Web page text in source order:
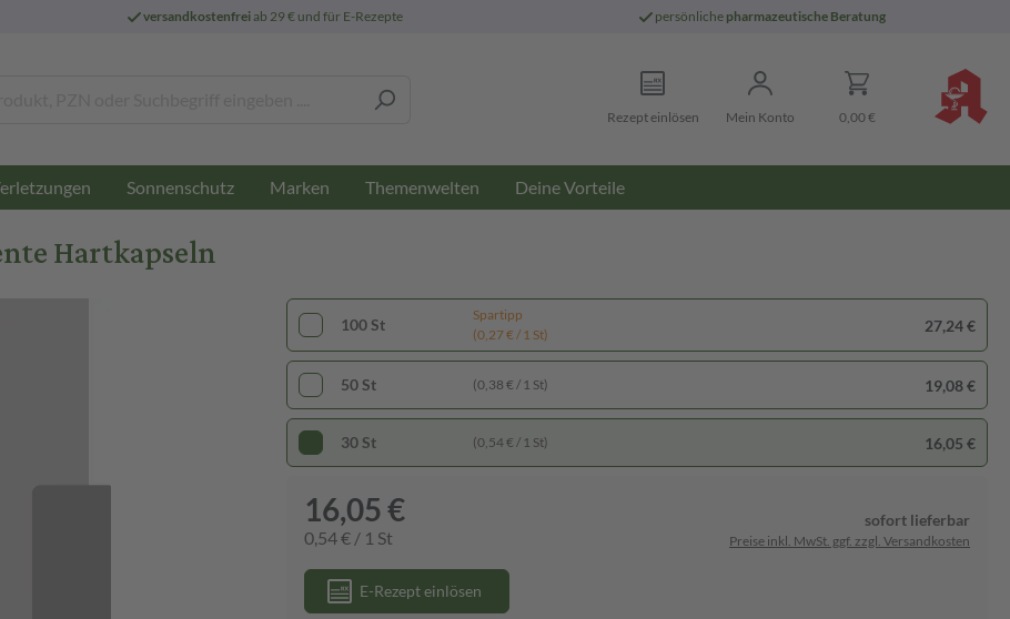
versandkostenfreiab 29 € und für E-Rezepte persönliche pharmazeutische Beratung
Rezept einlösen Mein Konto 0,00 €
Sonnenschutz Marken Themenwelten Deine Vorteile
Hartkapseln
100 St
Spartipp
(0,27 € / 1 St)
27,24 €
50 St (0,38 € / 1 St) 19,08 €
30 St (0,54 € / 1 St) 16,05 €
16,05 €
0,54 € / 1 St
sofort lieferbar
Preise inkl. MwSt. ggf. zzgl. Versandkosten
E-Rezept einlösen